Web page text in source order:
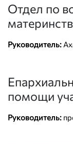
Отдел по
Руководитель:
помощи
Руководитель: